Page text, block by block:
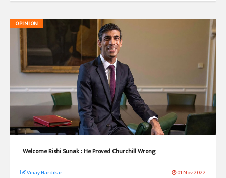
OPINION
Welcome Rishi Sunak : He Proved Churchill Wrong
Vinay Hardikar 01 Nov 2022